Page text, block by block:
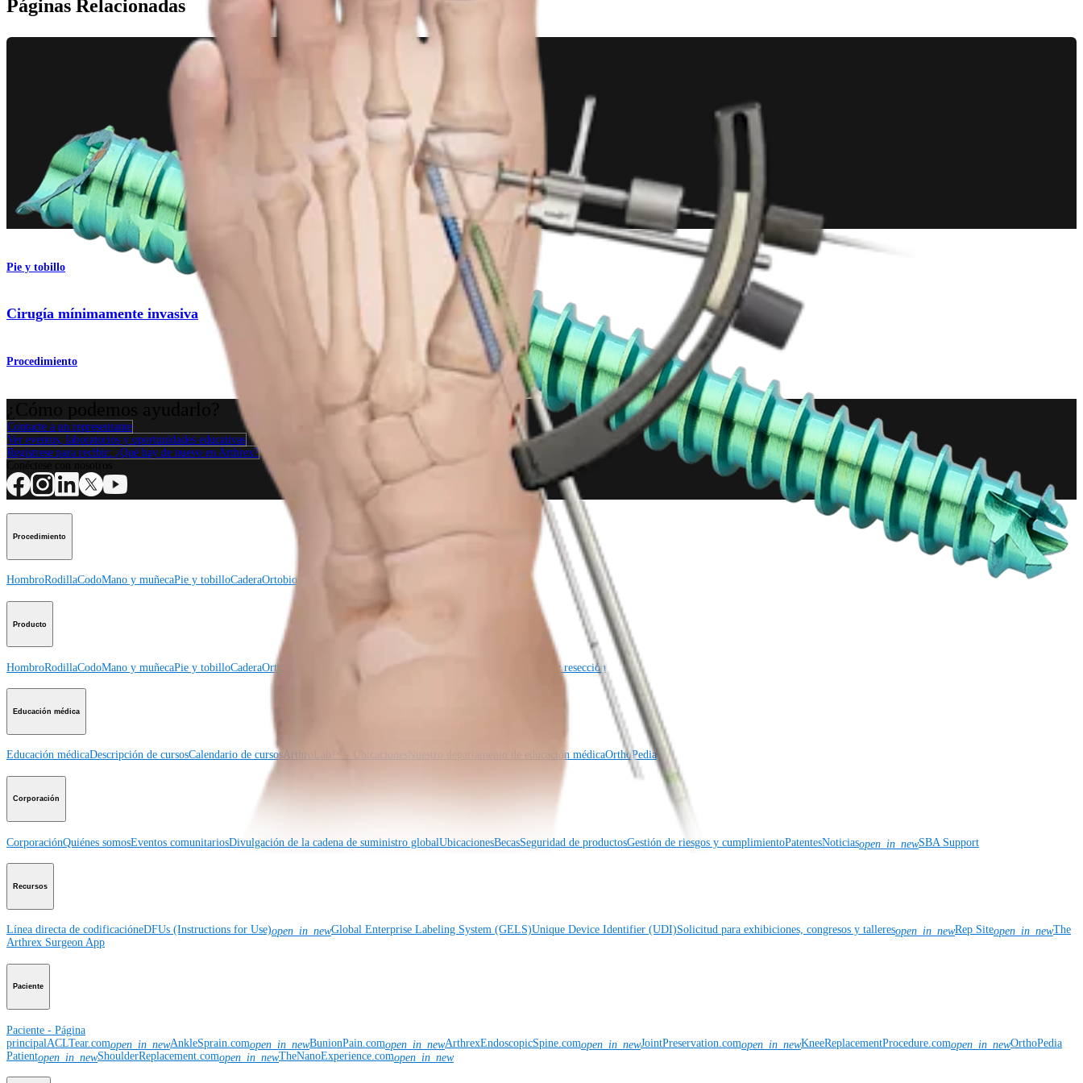
Páginas Relacionadas
Pie y tobillo
Cirugía mínimamente invasiva
Procedimiento
Contacte a un representante
Ver eventos, laboratorios y oportunidades educativas
Regístrese para recibir: ¿Qué hay de nuevo en Arthrex?
Procedimiento
HombroRodillaCodoMano y muñecaPie y tobilloCaderaOrtobiológicos
Producto
HombroRodillaCodoMano y muñecaPie y tobilloCaderaOrtobiológicos Imagen y resección
Educación médica
Educación médicaDescripción de cursosCalendario de cursosArthroLab™ - Ubicaciones Nuestro departamento de educación médicaOrthoPedia
Corporación
CorporaciónQuiénes somosEventos comunitariosDivulgación de la cadena de suministro globalUbicacionesBecasSeguridad de productosGestión de riesgos y cumplimientoPatentesNoticiasopen_in_newSBA Support
Recursos
Línea directa de codificacióneDFUs (Instructions for Use)open_in_newGlobal Enterprise Labeling System (GELS)Unique Device Identifier (UDI)Solicitud para exhibiciones, congresos y talleresopen_in_newRep Siteopen_in_newThe
Arthrex Surgeon App
Paciente
Paciente - Página
principalACLTear.comopen_in_newAnkleSprain.comopen_in_newBunionPain.comopen_in_newArthrexEndoscopicSpine.comopen_in_newJointPreservation.comopen_in_newKneeReplacementProcedure.comopen_in_newOrthoPedia
Patientopen_in_newShoulderReplacement.comopen_in_newTheNanoExperience.comopen_in_new